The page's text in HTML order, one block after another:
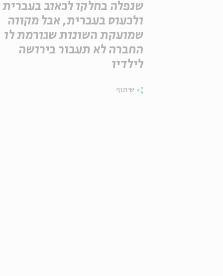
שנפלה בחלקו לכאוב בעברית
ולכעוס בעברית, אבל מקווה
שמועקת השונות שגורמת לו
החברה לא תעבור בירושה
לילדיו
שיתוף